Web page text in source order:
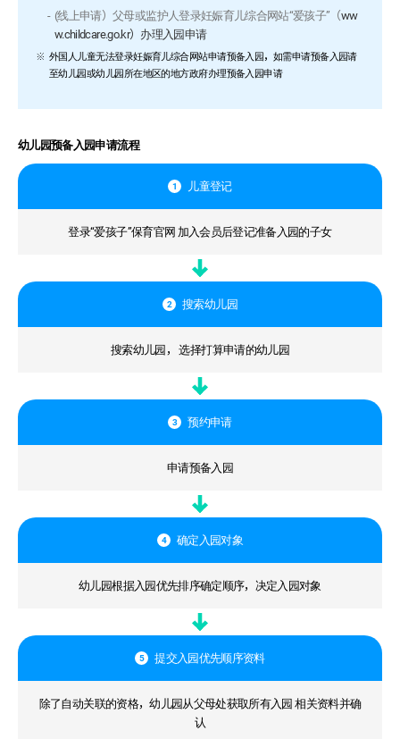
(线上申请）父母或监护人登录妊娠育儿综合网站“爱孩子”（ww
w.childcare.go.kr）办理入园申请
外国人儿童无法登录妊娠育儿综合网站申请预备入园，如需申请预备入园请
至幼儿园或幼儿园所在地区的地方政府办理预备入园申请
幼儿园预备入园申请流程
1 儿童登记
登录“爱孩子”保育官网 加入会员后登记准备入园的子女
2 搜索幼儿园
搜索幼儿园， 选择打算申请的幼儿园
3 预约申请
申请预备入园
4 确定入园对象
幼儿园根据入园优先排序确定顺序，决定入园对象
5 提交入园优先顺序资料
除了自动关联的资格，幼儿园从父母处获取所有入园 相关资料并确
认